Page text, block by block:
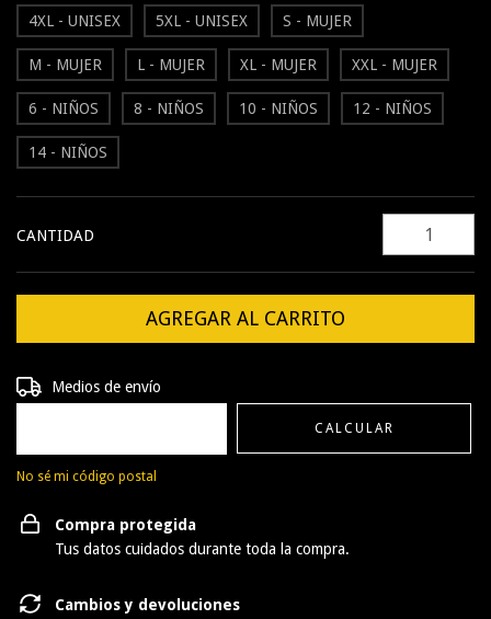
4XL - UNISEX 5XL - UNISEX S - MUJER
M - MUJER L - MUJER XL - MUJER XXL - MUJER
6 - NIÑOS 8 - NIÑOS 10 - NIÑOS 12 - NIÑOS
14 - NIÑOS
CANTIDAD
Entregas para el CP:
Medios de envío
CALCULAR
No sé mi código postal
Compra protegida
Tus datos cuidados durante toda la compra.
Cambios y devoluciones